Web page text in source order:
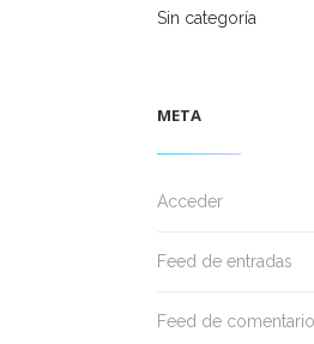
Sin categoría
META
Acceder
Feed de entradas
Feed de